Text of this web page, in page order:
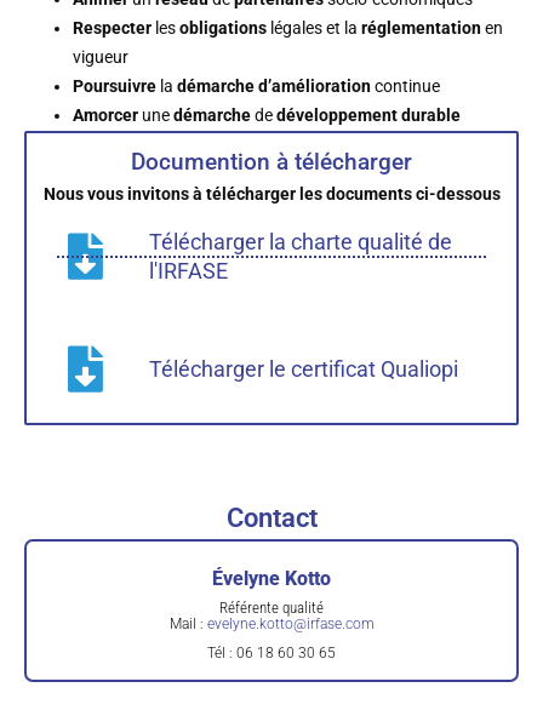
Respecter lesobligations légales et la réglementationen
vigueur
Poursuivre la démarched’améliorationcontinue
Amorcer unedémarchededéveloppement durable
Documention à télécharger
Nous vous invitons à télécharger les documents ci-dessous
Télécharger la charte qualité de
l'IRFASE
Télécharger le certificat Qualiopi
Contact
Évelyne Kotto
Référente qualité
Mail : evelyne.kotto@irfase.com
Tél : 06 18 60 30 65